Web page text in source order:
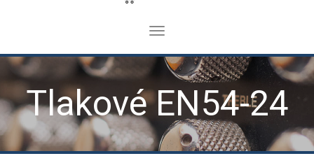
Toggle
Tlakové EN54-24